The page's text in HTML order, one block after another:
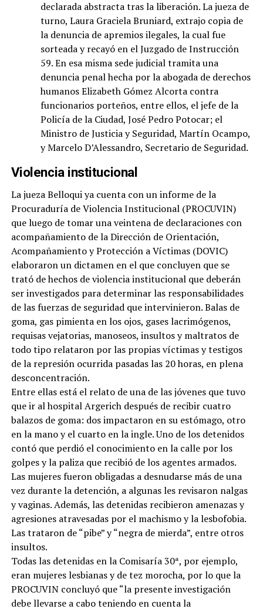
declarada abstracta tras la liberación. La jueza de
turno, Laura Graciela Bruniard, extrajo copia de
la denuncia de apremios ilegales, la cual fue
sorteada y recayó en el Juzgado de Instrucción
59. En esa misma sede judicial tramita una
denuncia penal hecha por la abogada de derechos
humanos Elizabeth Gómez Alcorta contra
funcionarios porteños, entre ellos, el jefe de la
Policía de la Ciudad, José Pedro Potocar; el
Ministro de Justicia y Seguridad, Martín Ocampo,
y Marcelo D’Alessandro, Secretario de Seguridad.
Violencia institucional
La jueza Belloqui ya cuenta con un informe de la
Procuraduría de Violencia Institucional (PROCUVIN)
que luego de tomar una veintena de declaraciones con
acompañamiento de la Dirección de Orientación,
Acompañamiento y Protección a Víctimas (DOVIC)
elaboraron un dictamen en el que concluyen que se
trató de hechos de violencia institucional que deberán
ser investigados para determinar las responsabilidades
de las fuerzas de seguridad que intervinieron. Balas de
goma, gas pimienta en los ojos, gases lacrimógenos,
requisas vejatorias, manoseos, insultos y maltratos de
todo tipo relataron por las propias víctimas y testigos
de la represión ocurrida pasadas las 20 horas, en plena
desconcentración.
Entre ellas está el relato de una de las jóvenes que tuvo
que ir al hospital Argerich después de recibir cuatro
balazos de goma: dos impactaron en su estómago, otro
en la mano y el cuarto en la ingle. Uno de los detenidos
contó que perdió el conocimiento en la calle por los
golpes y la paliza que recibió de los agentes armados.
Las mujeres fueron obligadas a desnudarse más de una
vez durante la detención, a algunas les revisaron nalgas
y vaginas. Además, las detenidas recibieron amenazas y
agresiones atravesadas por el machismo y la lesbofobia.
Las trataron de “pibe” y “negra de mierda”, entre otros
insultos.
Todas las detenidas en la Comisaría 30ª, por ejemplo,
eran mujeres lesbianas y de tez morocha, por lo que la
PROCUVIN concluyó que “la presente investigación
debe llevarse a cabo teniendo en cuenta la